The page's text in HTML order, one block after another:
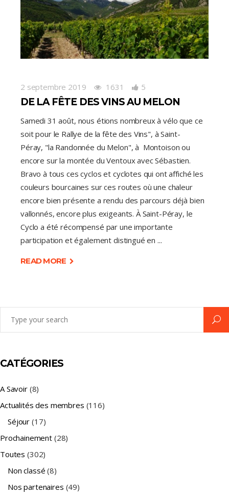
2 septembre 2019 1631 5
DE LA FÊTE DES VINS AU MELON
Samedi 31 août, nous étions nombreux à vélo que ce
soit pour le Rallye de la fête des Vins", à Saint-
Péray, "la Randonnée du Melon", à Montoison ou
encore sur la montée du Ventoux avec Sébastien.
Bravo à tous ces cyclos et cyclotes qui ont affiché les
couleurs bourcaines sur ces routes où une chaleur
encore bien présente a rendu des parcours déjà bien
vallonnés, encore plus exigeants. À Saint-Péray, le
Cyclo a été récompensé par une importante
participation et également distingué en
READ MORE
CATÉGORIES
A Savoir(8)
Actualités des membres (116)
Séjour (17)
Prochainement (28)
Toutes (302)
Non classé (8)
Nos partenaires (49)